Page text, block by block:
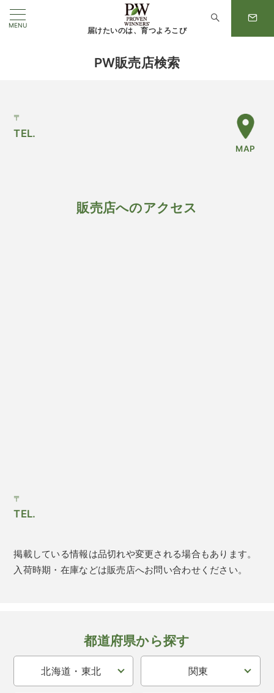
MENU
届けたいのは、育つよろこび
PW販売店検索
〒
TEL.
MAP
販売店へのアクセス
〒
TEL.
掲載している情報は品切れや変更される場合もあります。
入荷時期・在庫などは販売店へお問い合わせください。
都道府県から探す
北海道・東北 関東